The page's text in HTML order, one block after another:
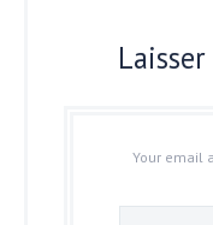
Your email